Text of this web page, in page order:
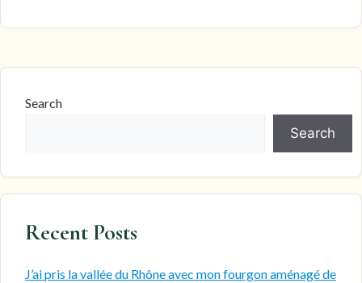
Search
Search
Recent Posts
J’ai pris la vallée du Rhône avec mon fourgon aménagé de